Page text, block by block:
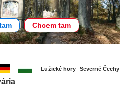
Chcem tam
Lužické hory Severné Čechy